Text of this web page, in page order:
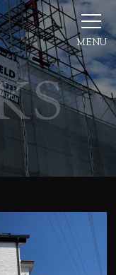
MENU